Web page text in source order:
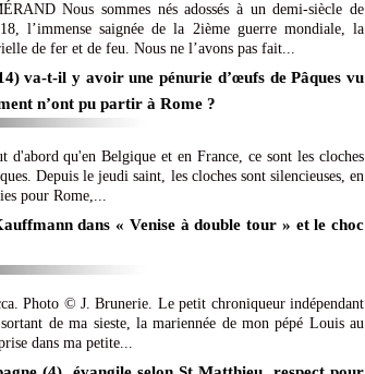
Nous sommes nés adossés à un demi-siècle de
l’immense saignée de la 2ième guerre mondiale, la
de fer et de feu. Nous ne l’avons pas fait...
va-t-il y avoir une pénurie d’œufs de Pâques vu
n’ont pu partir à Rome ?
d'abord qu'en Belgique et en France, ce sont les cloches
Depuis le jeudi saint, les cloches sont silencieuses, en
pour Rome,...
dans « Venise à double tour » et le choc
Photo © J. Brunerie. Le petit chroniqueur indépendant
de ma sieste, la mariennée de mon pépé Louis au
dans ma petite...